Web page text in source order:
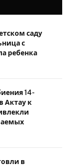
саду
с
ребенка
14-
Актау к
в